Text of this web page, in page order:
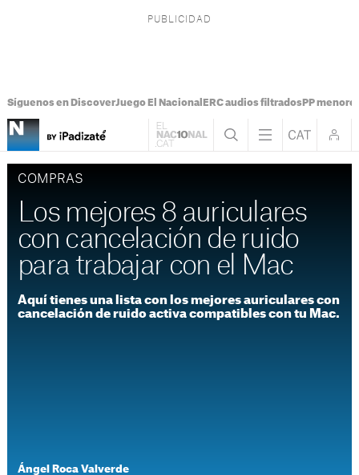
Síguenos en DiscoverJuego El Nacional ERC audios filtradosPP
COMPRAS
Los mejores 8 auriculares
con cancelación de ruido
para trabajar con el Mac
Aquí tienes una lista con los mejores auriculares con
cancelación de ruido activa compatibles con tu Mac.
Ángel Roca Valverde